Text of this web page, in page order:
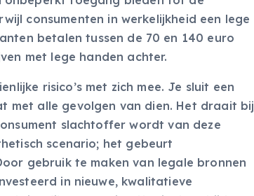
consumenten in werkelijkheid een lege
betalen tussen de 70 en 140 euro
met lege handen achter.
risico’s met zich mee. Je sluit een
met alle gevolgen van dien. Het draait bij
slachtoffer wordt van deze
scenario; het gebeurt
gebruik te maken van legale bronnen
in nieuwe, kwalitatieve